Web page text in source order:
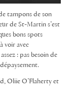
tampons de son
de St-Martin s’est
bons spots
voir avec
: pas besoin de
Oliie O’Flaherty et